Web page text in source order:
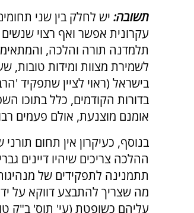
תשובה: יש לחלק בין שני
עקרונית אפשר ואף רצוי
תלמדנה תורה והלכה,
לשמירת מצוות ומידות טובות,
בישראל (ראוי לציין שתפקיד
בדורות הקודמים, כלל בתוכו
אומנם מוצנעת, אולם פעמים
בנוסף, כעיקרון אין תחום
ההלכה צריכים שיהיו דיינים
תתמנינה לתפקידים של
מה שצריך להתבצע דווקא על
עליהם כשופטת (עי' תוס' ב"ק